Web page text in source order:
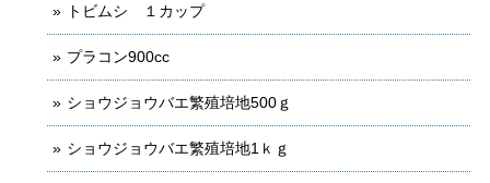
トビムシ １カップ
プラコン900cc
ショウジョウバエ繁殖培地500ｇ
ショウジョウバエ繁殖培地1ｋｇ